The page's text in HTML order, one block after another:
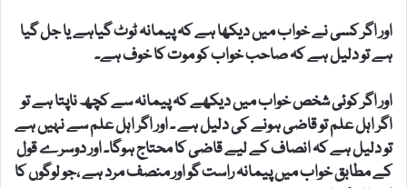
اور اگر کسی نے خواب میں دیکھا ہے کہ پیمانہ ٹوٹ گیاہے یا جل گیا
ہے تو دلیل ہے کہ صاحب خواب کو موت کا خوف ہے۔
اور اگر کوئی شخص خواب میں دیکھے کہ پیمانہ سے کچھ ناپتا ہے تو
اگر اہل علم تو قاضی ہونے کی دلیل ہے ۔ اور اگر اہل علم سے نہیں ہے
تو دلیل ہے کہ انصاف کے لیے قاضی کا محتاج ہوگا۔ اور دوسرے قول
کے مطابق خواب میں پیمانہ راست گو اور منصف مرد ہے ،جو لوگوں کا